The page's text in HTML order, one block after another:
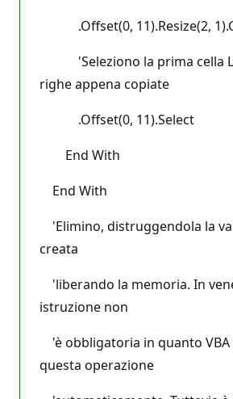
.Offset(0, 11).Resize(2,
'Seleziono la prima cella
righe appena copiate
.Offset(0, 11).Select
End With
End With
'Elimino, distruggendola la
creata
'liberando la memoria. In
istruzione non
'è obbligatoria in quanto VBA
questa operazione